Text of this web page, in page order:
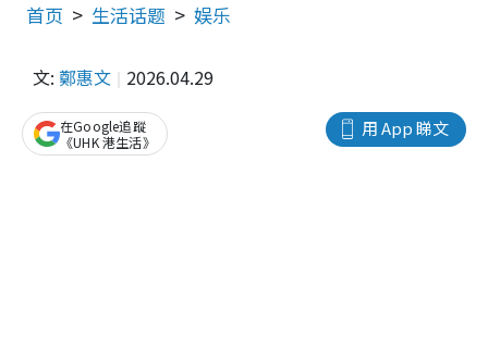
首页 生活话题 娱乐
文: 鄭惠文 2026.04.29
用 App 睇文
在Google追蹤
《UHK 港生活》